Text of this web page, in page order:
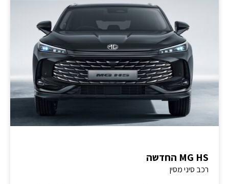
MG HS החדשה
רכב סיני מסין